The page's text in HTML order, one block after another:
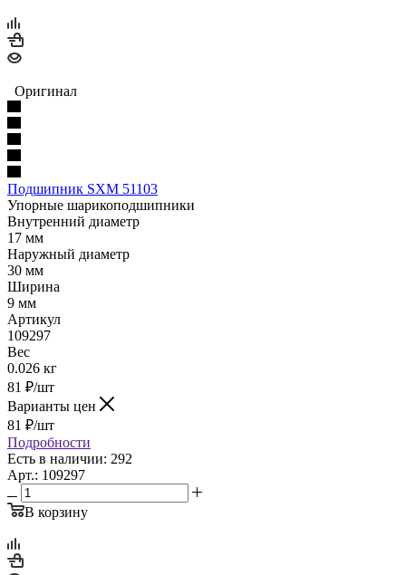
Оригинал
Подшипник SXM 51103
Упорные шарикоподшипники
Внутренний диаметр
17 мм
Наружный диаметр
30 мм
Ширина
9 мм
Артикул
109297
Вес
0.026 кг
81 ₽/шт
Варианты цен
81 ₽/шт
Подробности
Есть в наличии: 292
Арт.: 109297
В корзину